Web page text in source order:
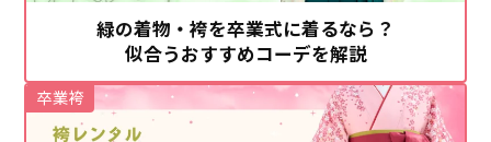
緑の着物・袴を卒業式に着るなら？
似合うおすすめコーデを解説
卒業袴